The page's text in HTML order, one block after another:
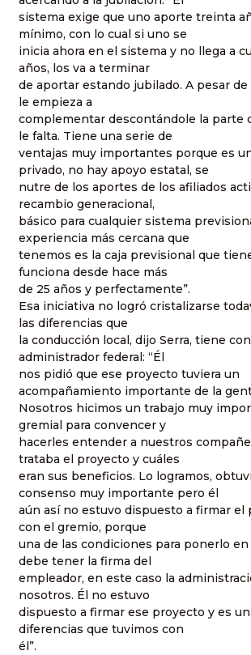
sistema exige que uno aporte treinta
mínimo, con lo cual si uno se
inicia ahora en el sistema y no llega a
años, los va a terminar
de aportar estando jubilado. A pesar
le empieza a
complementar descontándole la parte
le falta. Tiene una serie de
ventajas muy importantes porque es
privado, no hay apoyo estatal, se
nutre de los aportes de los afiliados
recambio generacional,
básico para cualquier sistema
experiencia más cercana que
tenemos es la caja previsional que
funciona desde hace más
de 25 años y perfectamente”.
Esa iniciativa no logró cristalizarse
las diferencias que
la conducción local, dijo Serra, tiene
administrador federal: “Él
nos pidió que ese proyecto tuviera un
acompañamiento importante de la
Nosotros hicimos un trabajo muy
gremial para convencer y
hacerles entender a nuestros
trataba el proyecto y cuáles
eran sus beneficios. Lo logramos,
consenso muy importante pero él
aún así no estuvo dispuesto a firmar el
con el gremio, porque
una de las condiciones para ponerlo
debe tener la firma del
empleador, en este caso la
nosotros. Él no estuvo
dispuesto a firmar ese proyecto y es
diferencias que tuvimos con
él”.